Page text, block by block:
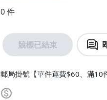
0件
競標已結束
郵局掛號【單件運費$60、滿10